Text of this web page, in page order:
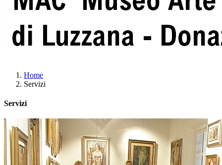
Home
Servizi
Servizi